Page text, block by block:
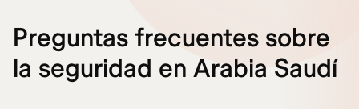
Preguntas frecuentes sobre
la seguridad en Arabia Saudí